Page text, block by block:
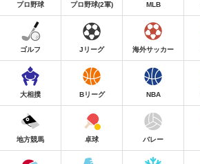
プロ野球 プロ野球(2軍) MLB
ゴルフ Jリーグ 海外サッカー
大相撲 Bリーグ NBA
地方競馬 卓球 バレー